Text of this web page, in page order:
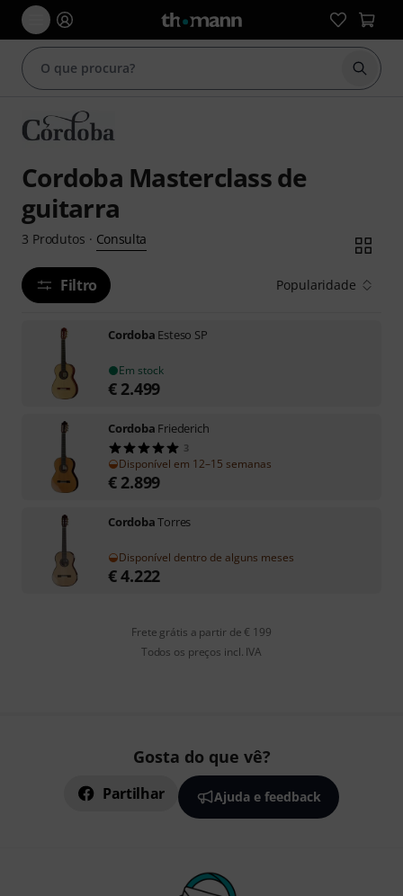
Iniciar
Cordoba Masterclass de
guitarra
3 Produtos · Consulta
Filtro Popularidade
Cordoba Esteso SP
Em stock
€ 2.499
Cordoba Friederich
3
Disponível em 12–15 semanas
€ 2.899
CordobaTorres
Disponível dentro de alguns meses
€4.222
Frete grátis a partir de € 199
Todos os preços incl. IVA
Gosta do que vê?
Partilhar Ajuda e feedback